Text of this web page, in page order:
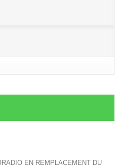
EN REMPLACEMENT DU